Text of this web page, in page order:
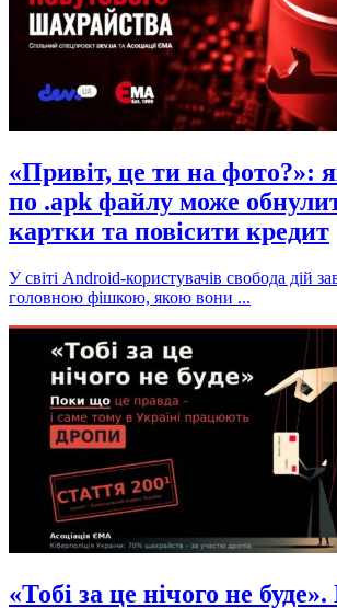
«Привіт, це ти на фото?»:
по .apk файлу може
картки та повісити кредит
У світі Android-користувачів свобода дій
головною фішкою, якою вони ...
«Тобі за це нічого не